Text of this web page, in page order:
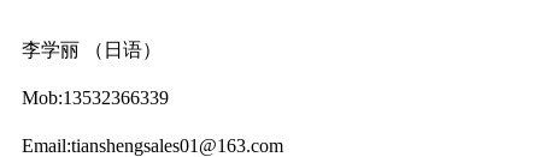
李学丽 （日语）
Mob:13532366339
Email:tianshengsales01@163.com